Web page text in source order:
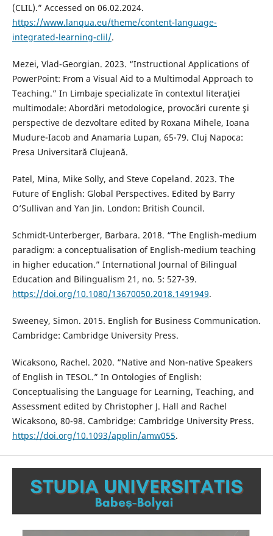
(CLIL).” Accessed on 06.02.2024.
https://www.lanqua.eu/theme/content-language-
integrated-learning-clil/.
Mezei, Vlad-Georgian. 2023. “Instructional Applications of
PowerPoint: From a Visual Aid to a Multimodal Approach to
Teaching.” In Limbaje specializate în contextul literaţiei
multimodale: Abordări metodologice, provocări curente şi
perspective de dezvoltare edited by Roxana Mihele, Ioana
Mudure-Iacob and Anamaria Lupan, 65-79. Cluj Napoca:
Presa Universitară Clujeană.
Patel, Mina, Mike Solly, and Steve Copeland. 2023. The
Future of English: Global Perspectives. Edited by Barry
O’Sullivan and Yan Jin. London: British Council.
Schmidt-Unterberger, Barbara. 2018. “The English-medium
paradigm: a conceptualisation of English-medium teaching
in higher education.” International Journal of Bilingual
Education and Bilingualism 21, no. 5: 527-39.
https://doi.org/10.1080/13670050.2018.1491949.
Sweeney, Simon. 2015. English for Business Communication.
Cambridge: Cambridge University Press.
Wicaksono, Rachel. 2020. “Native and Non-native Speakers
of English in TESOL.” In Ontologies of English:
Conceptualising the Language for Learning, Teaching, and
Assessment edited by Christopher J. Hall and Rachel
Wicaksono, 80-98. Cambridge: Cambridge University Press.
https://doi.org/10.1093/applin/amw055.